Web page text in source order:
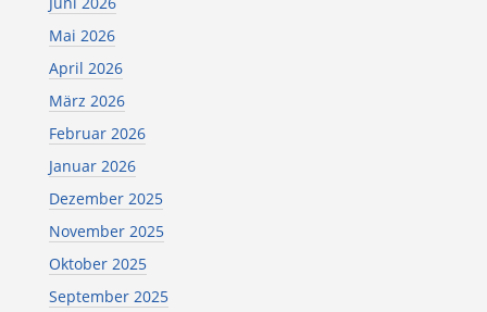
Mai 2026
April 2026
März 2026
Februar 2026
Januar 2026
Dezember 2025
November 2025
Oktober 2025
September 2025